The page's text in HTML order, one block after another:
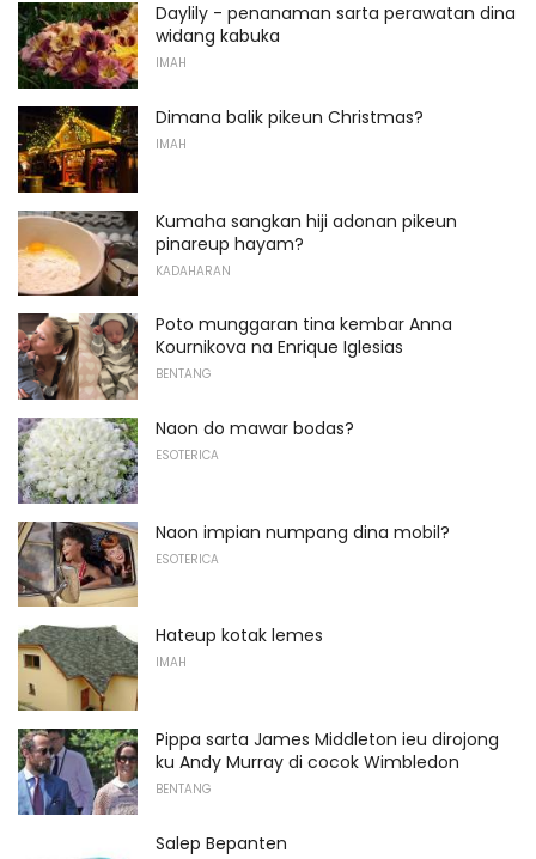
Daylily - penanaman sarta perawatan dina
widang kabuka
IMAH
Dimana balik pikeun Christmas?
IMAH
Kumaha sangkan hiji adonan pikeun
pinareup hayam?
KADAHARAN
Poto munggaran tina kembar Anna
Kournikova na Enrique Iglesias
BENTANG
Naon do mawar bodas?
ESOTERICA
Naon impian numpang dina mobil?
ESOTERICA
Hateup kotak lemes
IMAH
Pippa sarta James Middleton ieu dirojong
ku Andy Murray di cocok Wimbledon
BENTANG
Salep Bepanten